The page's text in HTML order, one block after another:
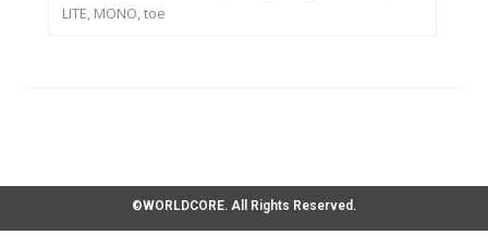
LITE, MONO,toe
©WORLDCORE. All Rights Reserved.